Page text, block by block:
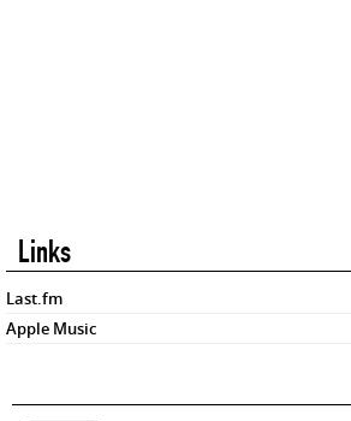
Links
Last.fm
Apple Music